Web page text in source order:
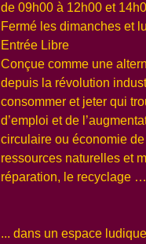
de 09h00 à 12h00 et
Fermé les dimanches et
Entrée Libre
Conçue comme une
depuis la révolution
consommer et jeter qui
d’emploi et de
circulaire ou économie
ressources naturelles et
réparation, le recyclage
... dans un espace